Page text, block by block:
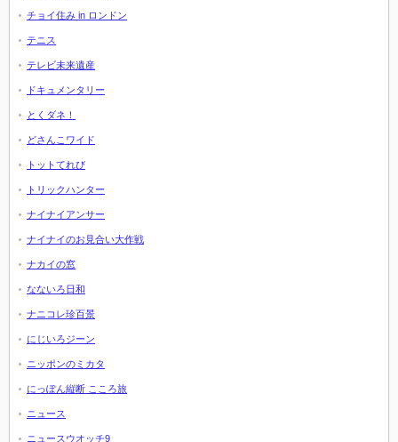
チョイ住み in ロンドン
テニス
テレビ未来遺産
ドキュメンタリー
とくダネ！
どさんこワイド
トットてれび
トリックハンター
ナイナイアンサー
ナイナイのお見合い大作戦
ナカイの窓
なないろ日和
ナニコレ珍百景
にじいろジーン
ニッポンのミカタ
にっぽん縦断 こころ旅
ニュース
ニュースウオッチ9